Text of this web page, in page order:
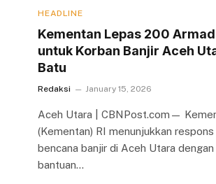
HEADLINE
Kementan Lepas 200
untuk Korban Banjir Aceh
Batu
Redaksi January 15, 2026
Aceh Utara | CBNPost.com—
(Kementan) RI menunjukkan
bencana banjir di Aceh Utara
bantuan…